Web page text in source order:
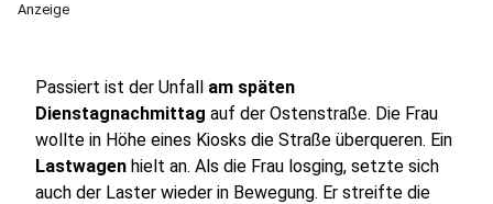
Anzeige
Passiert ist der Unfall am späten
Dienstagnachmittag auf der Ostenstraße. Die Frau
wollte in Höhe eines Kiosks die Straße überqueren. Ein
Lastwagen hielt an. Als die Frau losging, setzte sich
auch der Laster wieder in Bewegung. Er streifte die